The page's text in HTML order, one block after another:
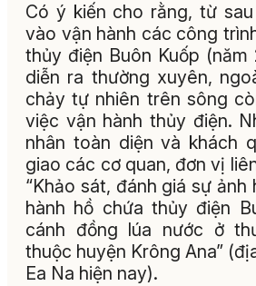
Có ý kiến cho rằng, từ
vào vận hành các công
thủy điện Buôn Kuốp
diễn ra thường xuyên,
chảy tự nhiên trên sông
việc vận hành thủy điện.
nhân toàn diện và khách
giao các cơ quan, đơn vị
“Khảo sát, đánh giá sự
hành hồ chứa thủy điện
cánh đồng lúa nước ở
thuộc huyện Krông Ana”
Ea Na hiện nay).